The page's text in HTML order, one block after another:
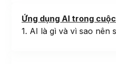
Ứng dụng AI trong
1. AI là gì và vì sao nên